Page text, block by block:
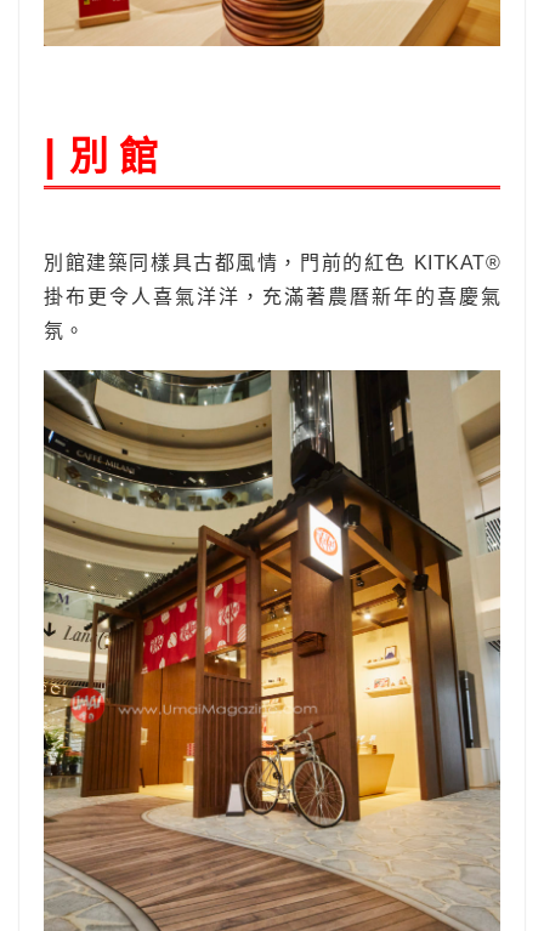
| 別 館
別館建築同樣具古都風情，門前的紅色 KITKAT®
掛布更令人喜氣洋洋，充滿著農曆新年的喜慶氣
氛。